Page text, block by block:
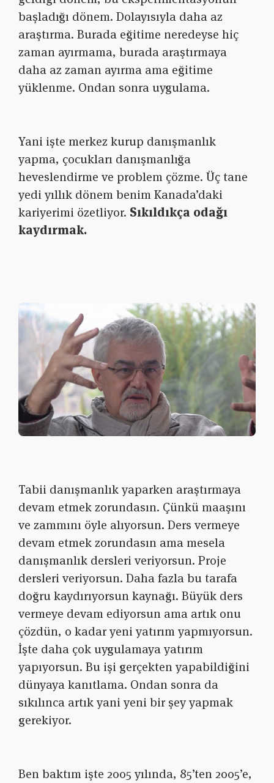
başladığı dönem. Dolayısıyla daha az
araştırma. Burada eğitime neredeyse hiç
zaman ayırmama, burada araştırmaya
daha az zaman ayırma ama eğitime
yüklenme. Ondan sonra uygulama.
Yani işte merkez kurup danışmanlık
yapma, çocukları danışmanlığa
heveslendirme ve problem çözme. Üç tane
yedi yıllık dönem benim Kanada’daki
kariyerimi özetliyor. Sıkıldıkça odağı
kaydırmak.
Tabii danışmanlık yaparken araştırmaya
devam etmek zorundasın. Çünkü maaşını
ve zammını öyle alıyorsun. Ders vermeye
devam etmek zorundasın ama mesela
danışmanlık dersleri veriyorsun. Proje
dersleri veriyorsun. Daha fazla bu tarafa
doğru kaydırıyorsun kaynağı. Büyük ders
vermeye devam ediyorsun ama artık onu
çözdün, o kadar yeni yatırım yapmıyorsun.
İşte daha çok uygulamaya yatırım
yapıyorsun. Bu işi gerçekten yapabildiğini
dünyaya kanıtlama. Ondan sonra da
sıkılınca artık yani yeni bir şey yapmak
gerekiyor.
Ben baktım işte 2005 yılında, 85’ten 2005’e,